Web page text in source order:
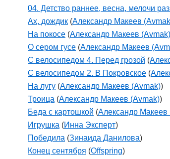
04. Детство раннее, весна, мелочи
Ах, дождик (Александр Макеев
На покосе (Александр Макеев (Avmak)
О сером гусе (Александр Макеев
С велосипедом 4. Перед грозой (
С велосипедом 2. В Покровское (
На лугу (Александр Макеев (Avmak))
Троица (Александр Макеев (Avmak))
Беда с картошкой (Александр Макеев
Игрушка (Инна Эксперт)
Победила (Зинаида Данилова)
Конец сентября (Offspring)